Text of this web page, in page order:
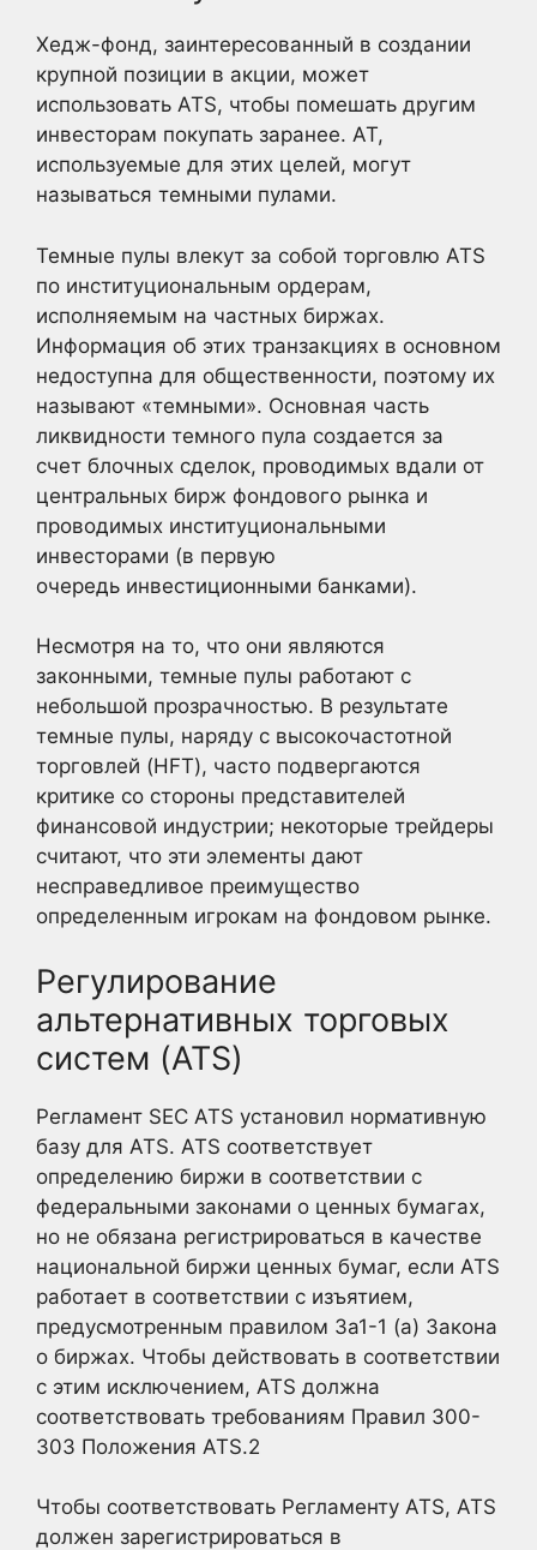
Хедж-фонд, заинтересованный в создании
крупной позиции в акции, может
использовать ATS, чтобы помешать другим
инвесторам покупать заранее. AT,
используемые для этих целей, могут
называться темными пулами.
Темные пулы влекут за собой торговлю ATS
по институциональным ордерам,
исполняемым на частных биржах.
Информация об этих транзакциях в основном
недоступна для общественности, поэтому их
называют «темными». Основная часть
ликвидности темного пула создается за
счет блочных сделок, проводимых вдали от
центральных бирж фондового рынка и
проводимых институциональными
инвесторами (в первую
очередь инвестиционными банками).
Несмотря на то, что они являются
законными, темные пулы работают с
небольшой прозрачностью. В результате
темные пулы, наряду с высокочастотной
торговлей (HFT), часто подвергаются
критике со стороны представителей
финансовой индустрии; некоторые трейдеры
считают, что эти элементы дают
несправедливое преимущество
определенным игрокам на фондовом рынке.
Регулирование
альтернативных торговых
систем (ATS)
Регламент SEC ATS установил нормативную
базу для ATS. ATS соответствует
определению биржи в соответствии с
федеральными законами о ценных бумагах,
но не обязана регистрироваться в качестве
национальной биржи ценных бумаг, если ATS
работает в соответствии с изъятием,
предусмотренным правилом 3a1-1 (a) Закона
о биржах. Чтобы действовать в соответствии
с этим исключением, ATS должна
соответствовать требованиям Правил 300-
303 Положения ATS.2
Чтобы соответствовать Регламенту ATS, ATS
должен зарегистрироваться в